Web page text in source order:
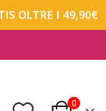
OLTRE I 49,90€
0